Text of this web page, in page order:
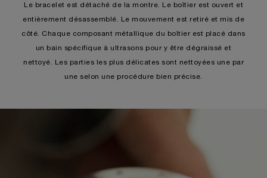
Le bracelet est détaché de la montre. Le boîtier est ouvert et
entièrement désassemblé. Le mouvement est retiré et mis de
côté. Chaque composant métallique du boîtier est placé dans
un bain spécifique à ultrasons pour y être dégraissé et
nettoyé. Les parties les plus délicates sont nettoyées une par
une selon une procédure bien précise.